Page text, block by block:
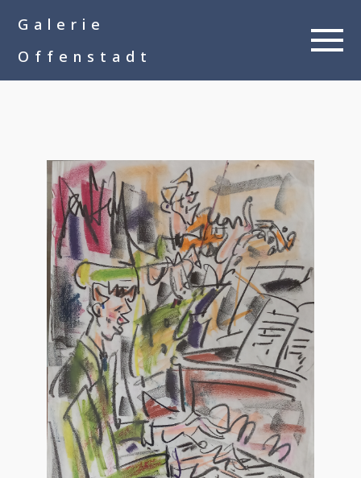
verification=__Kkl892DwMQgMkXsVxXcP8FPkKDh32a1qj3vnYFWbQ
Galerie
Offenstadt